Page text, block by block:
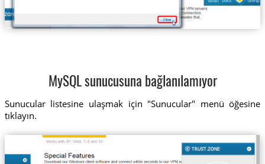
MySQL sunucusuna bağlanılamıyor
Sunucular listesine ulaşmak için "Sunucular" menü öğesine
tıklayın.